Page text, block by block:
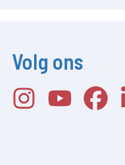
Volg ons